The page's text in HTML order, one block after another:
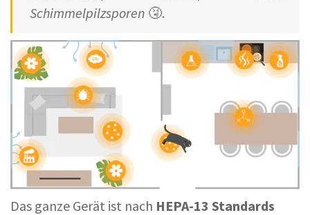
Schimmelpilzsporen 🤧.
Das ganze Gerät ist nach HEPA-13 Standards